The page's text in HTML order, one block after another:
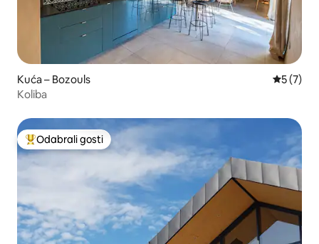
Kuća – Bozouls
5 (7)
Koliba
Među najviše rangiranima s oznakom „Odabrali gosti”
Odabrali gosti